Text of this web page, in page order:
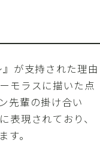
が支持された理由
モラスに描いた点
先輩の掛け合い
表現されており、
。